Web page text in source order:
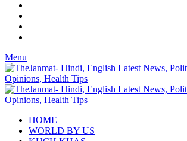
Menu
HOME
WORLD BY US